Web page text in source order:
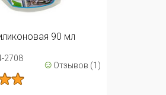
90 мл
2708 ☺ Отзывов (1)